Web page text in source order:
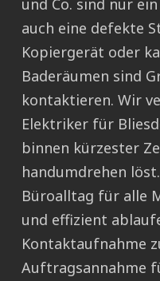
und Co. sind nur
auch eine defekte
Kopiergerät oder
Baderäumen sind
kontaktieren. Wir
Elektriker für
binnen kürzester
handumdrehen
Büroalltag für alle
und effizient
Kontaktaufnahme
Auftragsannahme